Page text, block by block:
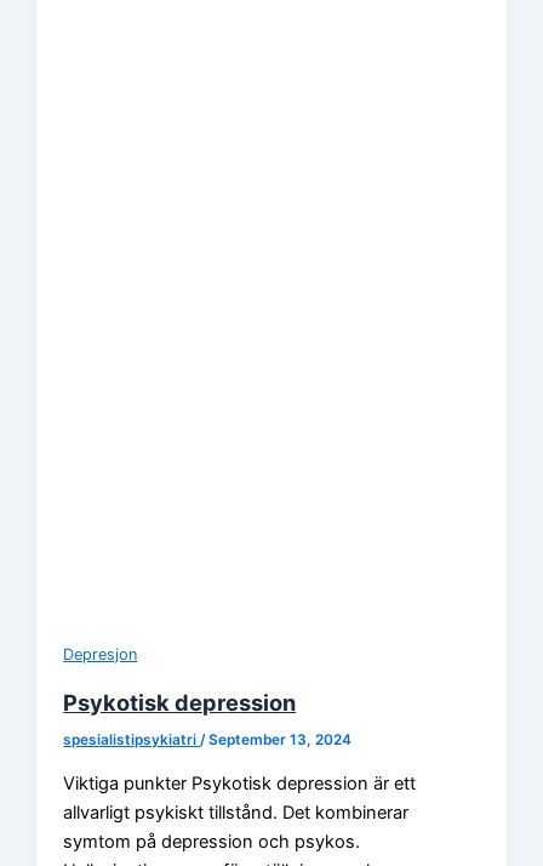
Depresjon
Psykotisk depression
spesialistipsykiatri/September 13, 2024
Viktiga punkter Psykotisk depression är ett
allvarligt psykiskt tillstånd. Det kombinerar
symtom på depression och psykos.